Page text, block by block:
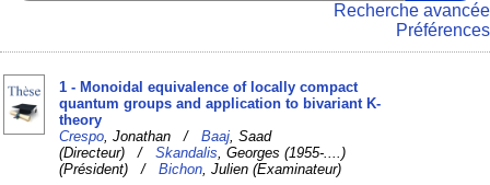
Recherche avancée
Préférences
1 - Monoidal equivalence of locally compact
quantum groups and application to bivariant K-
theory
Crespo , Jonathan /Baaj , Saad
(Directeur) /Skandalis , Georges (1955-....)
(Président) /Bichon , Julien (Examinateur)